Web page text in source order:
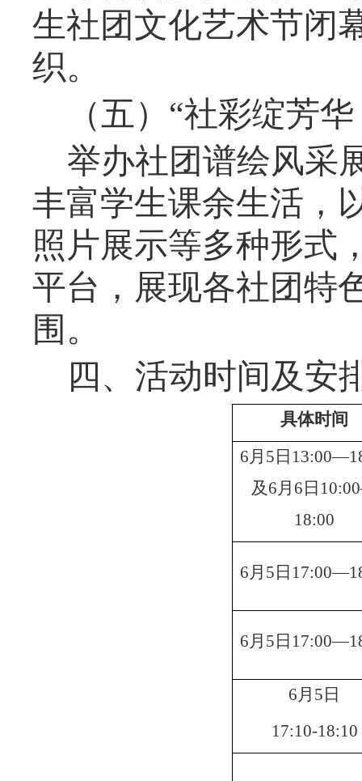
生社团文化艺术节闭
织。
（五） “社彩绽芳
举办社团谱绘风采
丰富学生课余生活，
照片展示等多种形式
平台 ， 展现各社团特
围。
四、活动时间 及安
具体时间
6月 5 日 13:00
及 6月 6 日 10:00
18:00
6月 5 日 17:0
6月 5 日 17:00
6月 5 日
17:10-18:10